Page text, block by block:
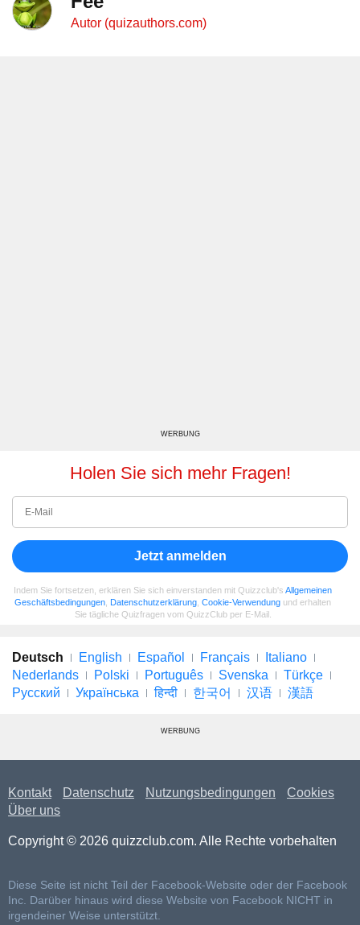
Autor (quizauthors.com)
WERBUNG
Holen Sie sich mehr Fragen!
Jetzt anmelden
Indem Sie fortsetzen, erklären Sie sich einverstanden mit Quizzclub's Allgemeinen
Geschäftsbedingungen Datenschutzerklärung Cookie-Verwendung und erhalten
Sie tägliche Quizfragen vom QuizzClub per E-Mail.
Deutsch English Español Français
Italiano
Nederlands
Polski Português Svenska
Türkçe
Русский
Українська हिन्दी 한국어 汉语 漢語
WERBUNG
Kontakt Datenschutz Nutzungsbedingungen
Cookies
Über uns
Copyright © 2026 quizzclub.com. Alle Rechte vorbehalten
Diese Seite ist nicht Teil der Facebook-Website oder der Facebook
Inc. Darüber hinaus wird diese Website von Facebook NICHT in
irgendeiner Weise unterstützt.